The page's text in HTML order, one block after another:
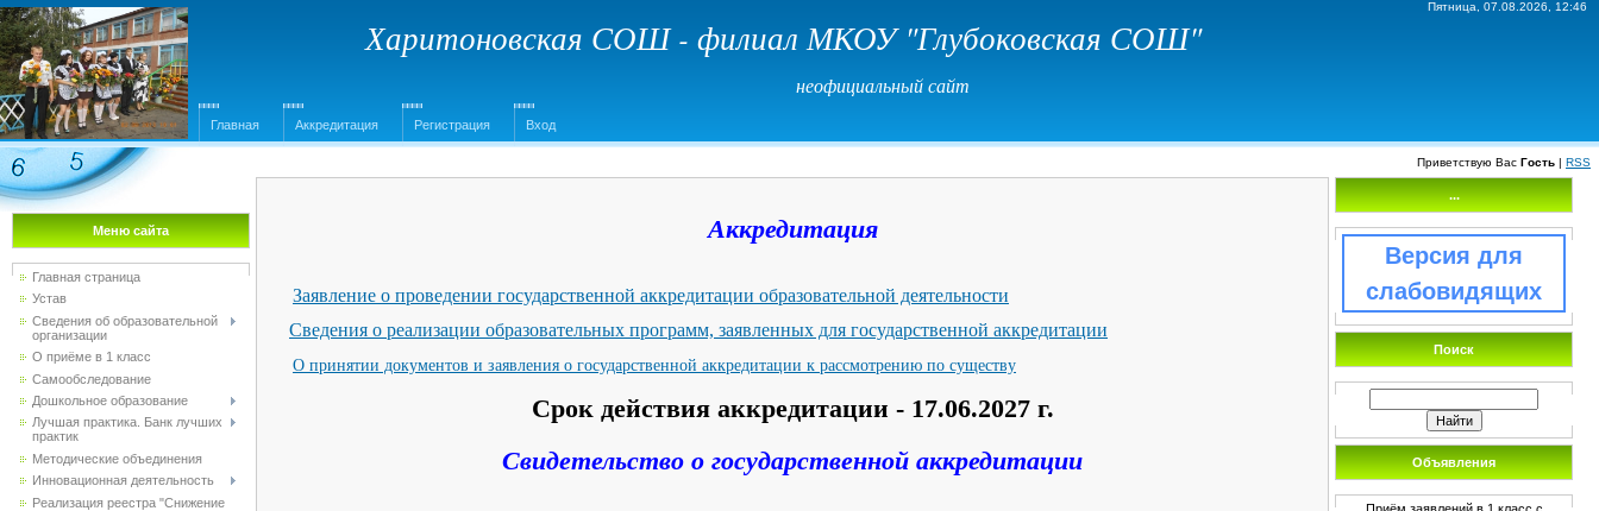
Пятница, 07.08.2026, 12:46
Харитоновская СОШ - филиал МКОУ "Глубоковская СОШ"
неофициальный сайт
Главная Аккредитация Регистрация Вход
Приветствую Вас Гость | RSS
Меню сайта
Главная страница
Устав
Сведения об образовательной
организации
О приёме в 1 класс
Самообследование
Дошкольное образование
Лучшая практика. Банк лучших
практик
Методические объединения
Инновационная деятельность
Реализация реестра "Снижение
Аккредитация
Заявление о проведении государственной аккредитации образовательной деятельности
Сведения о реализации образовательных программ, заявленных для государственной аккредитации
О принятии документов и заявления о государственной аккредитации к рассмотрению по существу
Срок действия аккредитации - 17.06.2027 г.
Свидетельство о государственной аккредитации
...
Версия для
слабовидящих
Поиск
Объявления